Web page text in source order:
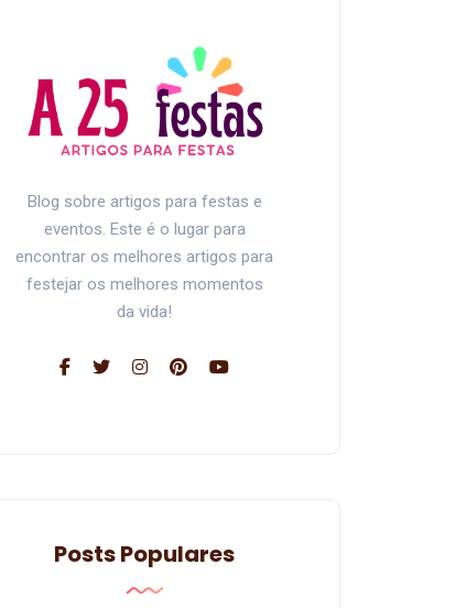
Blog sobre artigos para festas e
eventos. Este é o lugar para
encontrar os melhores artigos para
festejar os melhores momentos
da vida!
Posts Populares